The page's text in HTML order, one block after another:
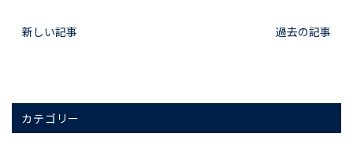
新しい記事 過去の記事
カテゴリー